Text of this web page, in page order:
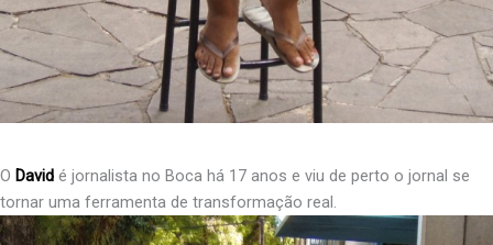
O David é jornalista no Boca há 17 anos e viu de perto o jornal se
tornar uma ferramenta de transformação real.